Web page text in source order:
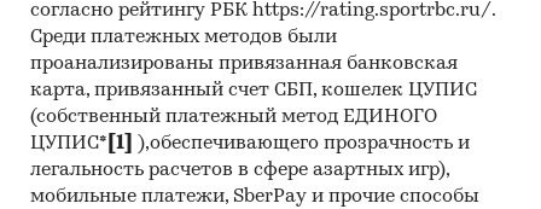
согласно рейтингу РБК https://rating.sportrbc.ru/.
Среди платежных методов были
проанализированы привязанная банковская
карта, привязанный счет СБП, кошелек ЦУПИС
(собственный платежный метод ЕДИНОГО
ЦУПИС* [1]
),обеспечивающего прозрачность и
легальность расчетов в сфере азартных игр),
мобильные платежи, SberPay и прочие способы